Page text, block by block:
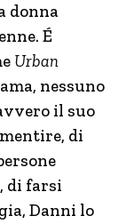
donna
É
Urban
nessuno
il suo
di
di farsi
Danni lo